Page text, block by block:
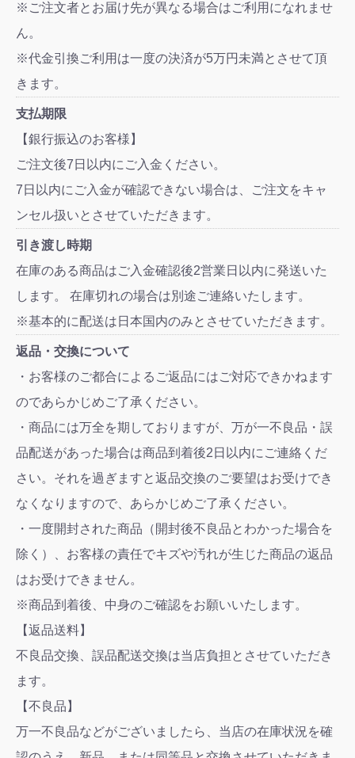
※ご注文者とお届け先が異なる場合はご利用になれませ
ん。
※代金引換ご利用は一度の決済が5万円未満とさせて頂
きます。
支払期限
【銀行振込のお客様】
ご注文後7日以内にご入金ください。
7日以内にご入金が確認できない場合は、ご注文をキャ
ンセル扱いとさせていただきます。
引き渡し時期
在庫のある商品はご入金確認後2営業日以内に発送いた
します。 在庫切れの場合は別途ご連絡いたします。
※基本的に配送は日本国内のみとさせていただきます。
返品・交換について
・お客様のご都合によるご返品にはご対応できかねます
のであらかじめご了承ください。
・商品には万全を期しておりますが、万が一不良品・誤
品配送があった場合は商品到着後2日以内にご連絡くだ
さい。それを過ぎますと返品交換のご要望はお受けでき
なくなりますので、あらかじめご了承ください。
・一度開封された商品（開封後不良品とわかった場合を
除く）、お客様の責任でキズや汚れが生じた商品の返品
はお受けできません。
※商品到着後、中身のご確認をお願いいたします。
【返品送料】
不良品交換、誤品配送交換は当店負担とさせていただき
ます。
【不良品】
万一不良品などがございましたら、当店の在庫状況を確